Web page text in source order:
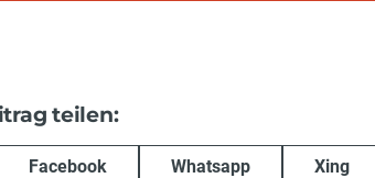
teilen:
Facebook Whatsapp Xing